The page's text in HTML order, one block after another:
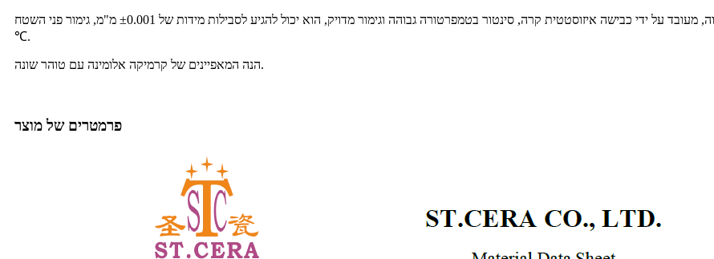
עשוי מאבקת אלומינה בעלת טוהר גבוה, מעובד על ידי כבישה איזוסטטית קרה, סינטור בטמפרטורה גבוהה וגימור מדויק, הוא יכול להגיע לסבילות מידות של ±0.001 מ"מ, גימור פני השטח Ra 0.1, עמידות בטמפרטורה 1600
℃.
הנה המאפיינים של קרמיקה אלומינה עם טוהר שונה.
פרמטרים של מוצר